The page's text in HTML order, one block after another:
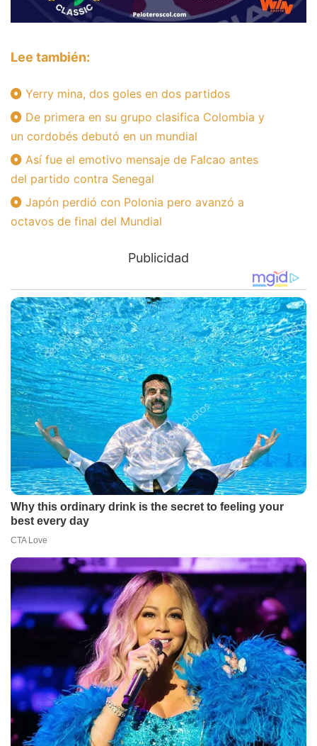
Lee también:
Yerry mina, dos goles en dos partidos
De primera en su grupo clasifica Colombia y
un cordobés debutó en un mundial
Así fue el emotivo mensaje de Falcao antes
del partido contra Senegal
Japón perdió con Polonia pero avanzó a
octavos de final del Mundial
Publicidad